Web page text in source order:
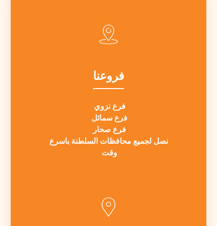
فروعنا
فرع نزوي
فرع سمائل
فرع صحار
نصل لجميع محافظات السلطنة باسرع
وقت